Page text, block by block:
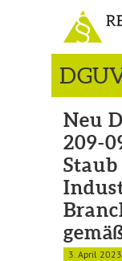
Neu
209-
3. April 2023